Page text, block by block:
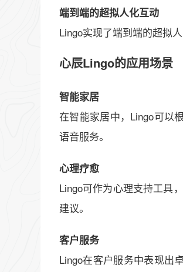
端到端的超拟人化互动
Lingo实现了端到端的超拟
心辰Lingo的应用场景
智能家居
在智能家居中，Lingo可以
语音服务。
心理疗愈
Lingo可作为心理支持工具
建议。
客户服务
Lingo在客户服务中表现出